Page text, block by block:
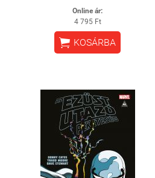
Online ár:
4 795 Ft
 KOSÁRBA